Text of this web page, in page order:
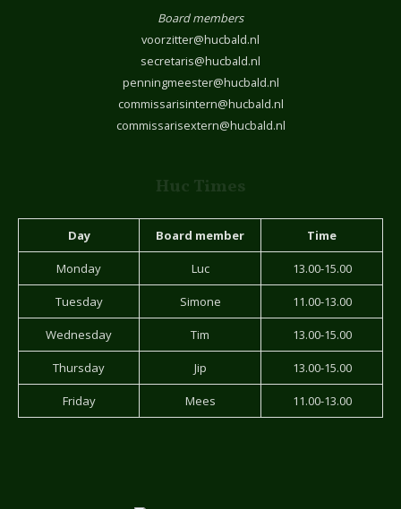
Board members
voorzitter@hucbald.nl
secretaris@hucbald.nl
penningmeester@hucbald.nl
commissarisintern@hucbald.nl
commissarisextern@hucbald.nl
Huc Times
Day Board member Time
Monday Luc 13.00-15.00
Tuesday Simone 11.00-13.00
Wednesday Tim 13.00-15.00
Thursday Jip 13.00-15.00
Friday Mees 11.00-13.00